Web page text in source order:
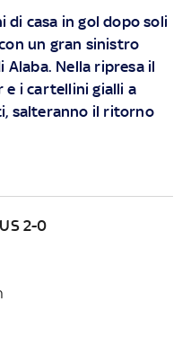
di casa in gol dopo soli
un gran sinistro
Alaba. Nella ripresa il
e i cartellini gialli a
salteranno il ritorno
2-0